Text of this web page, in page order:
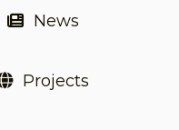
News
Projects